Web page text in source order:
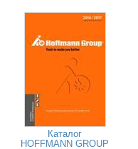
Каталог
HOFFMANN GROUP